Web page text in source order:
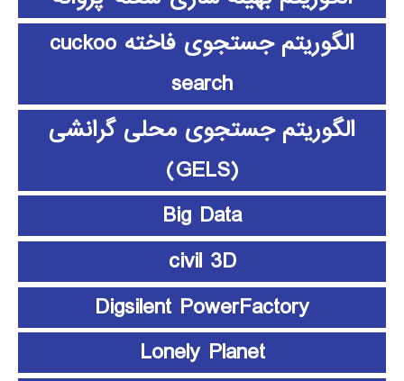
الگوریتم جستجوی فاخته cuckoo
search
الگوریتم جستجوی محلی گرانشی
(GELS)
Big Data
civil 3D
Digsilent PowerFactory
Lonely Planet